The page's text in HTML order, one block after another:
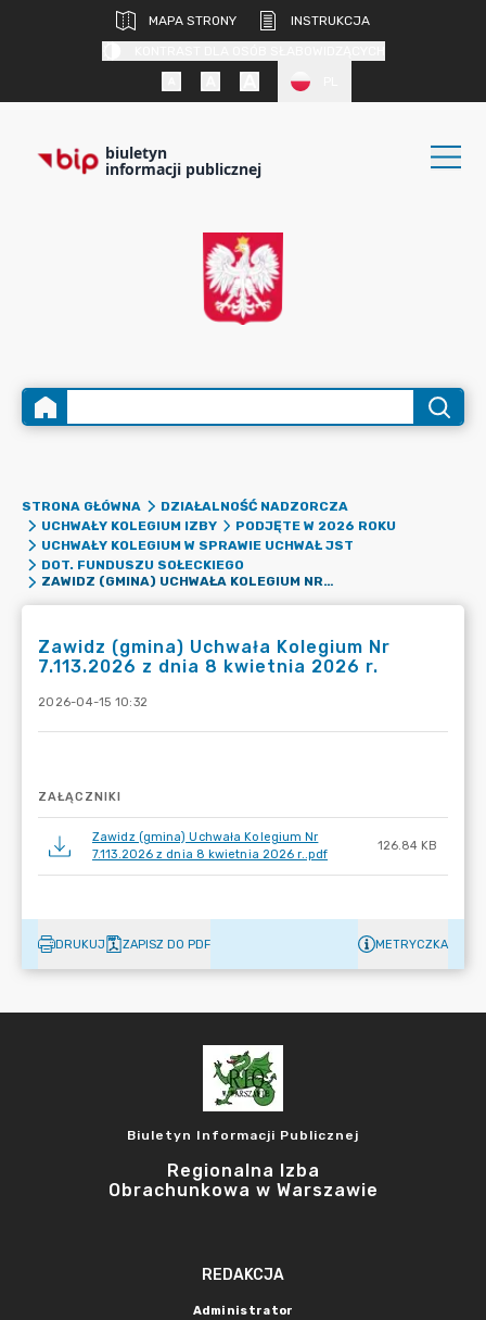
MAPA STRONY
INSTRUKCJA
biuletyn
informacji publicznej
STRONA GŁÓWNA
DZIAŁALNOŚĆ NADZORCZA
UCHWAŁY KOLEGIUM IZBY
PODJĘTE W 2026 ROKU
UCHWAŁY KOLEGIUM W SPRAWIE UCHWAŁ JST
DOT. FUNDUSZU SOŁECKIEGO
ZAWIDZ (GMINA) UCHWAŁA KOLEGIUM NR 7.113.2026 Z DNIA 8 KWIETNIA 2026 R.
Zawidz (gmina) Uchwała Kolegium Nr
7.113.2026 z dnia 8 kwietnia 2026 r.
2026-04-15 10:32
ZAŁĄCZNIKI
Zawidz (gmina) Uchwała Kolegium Nr
7.113.2026 z dnia 8 kwietnia 2026 r..pdf
126.84 KB
DRUKUJ ZAPISZ DO PDF METRYCZKA
Biuletyn Informacji Publicznej
Regionalna Izba
Obrachunkowa w Warszawie
REDAKCJA
Administrator